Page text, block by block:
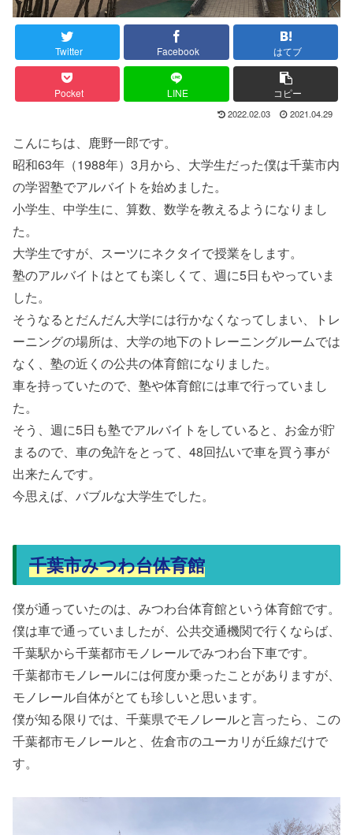
Twitter Facebook はてブ
Pocket LINE コピー
2022.02.03 2021.04.29
こんにちは、鹿野一郎です。
昭和63年（1988年）3月から、大学生だった僕は千葉市内
の学習塾でアルバイトを始めました。
小学生、中学生に、算数、数学を教えるようになりまし
た。
大学生ですが、スーツにネクタイで授業をします。
塾のアルバイトはとても楽しくて、週に5日もやっていま
した。
そうなるとだんだん大学には行かなくなってしまい、トレ
ーニングの場所は、大学の地下のトレーニングルームでは
なく、塾の近くの公共の体育館になりました。
車を持っていたので、塾や体育館には車で行っていまし
た。
そう、週に5日も塾でアルバイトをしていると、お金が貯
まるので、車の免許をとって、48回払いで車を買う事が
出来たんです。
今思えば、バブルな大学生でした。
千葉市みつわ台体育館
僕が通っていたのは、みつわ台体育館という体育館です。
僕は車で通っていましたが、公共交通機関で行くならば、
千葉駅から千葉都市モノレールでみつわ台下車です。
千葉都市モノレールには何度か乗ったことがありますが、
モノレール自体がとても珍しいと思います。
僕が知る限りでは、千葉県でモノレールと言ったら、この
千葉都市モノレールと、佐倉市のユーカリが丘線だけで
す。